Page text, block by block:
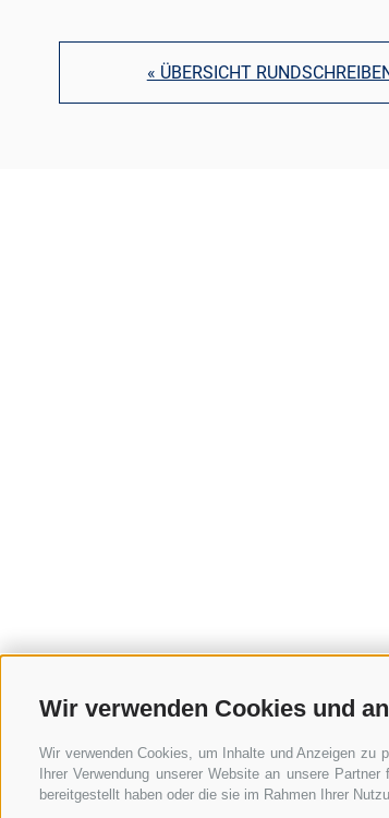
Wir verwenden Cookies und
Wir verwenden Cookies, um Inhalte und Anzeigen zu
Ihrer Verwendung unserer Website an unsere
bereitgestellt haben oder die sie im Rahmen Ihrer
« ÜBERSICHT